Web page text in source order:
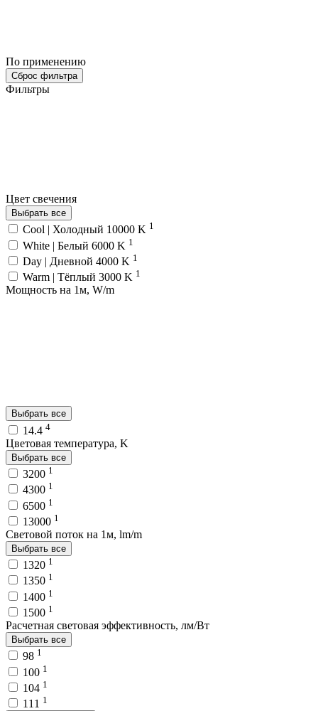
По применению
Сброс фильтра
Фильтры
Цвет свечения
Выбрать все
Cool | Холодный 10000 K 1
White | Белый 6000 K 1
Day | Дневной 4000 K 1
Warm | Тёплый 3000 K 1
Мощность на 1м, W/m
Выбрать все
14.4 4
Цветовая температура, K
Выбрать все
3200 1
4300 1
6500 1
13000 1
Световой поток на 1м, lm/m
Выбрать все
1320 1
1350 1
1400 1
1500 1
Расчетная световая эффективность, лм/Вт
Выбрать все
98 1
100 1
104 1
111 1